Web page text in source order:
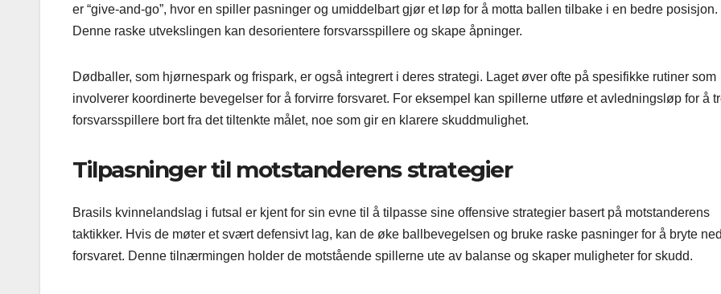
er “give-and-go”, hvor en spiller pasninger og umiddelbart gjør et løp for å motta ballen tilbake i en bedre posisjon.
Denne raske utvekslingen kan desorientere forsvarsspillere og skape åpninger.
Dødballer, som hjørnespark og frispark, er også integrert i deres strategi. Laget øver ofte på spesifikke rutiner som
involverer koordinerte bevegelser for å forvirre forsvaret. For eksempel kan spillerne utføre et avledningsløp for å
forsvarsspillere bort fra det tiltenkte målet, noe som gir en klarere skuddmulighet.
Tilpasninger til motstanderens strategier
Brasils kvinnelandslag i futsal er kjent for sin evne til å tilpasse sine offensive strategier basert på motstanderens
taktikker. Hvis de møter et svært defensivt lag, kan de øke ballbevegelsen og bruke raske pasninger for å bryte ned
forsvaret. Denne tilnærmingen holder de motstående spillerne ute av balanse og skaper muligheter for skudd.